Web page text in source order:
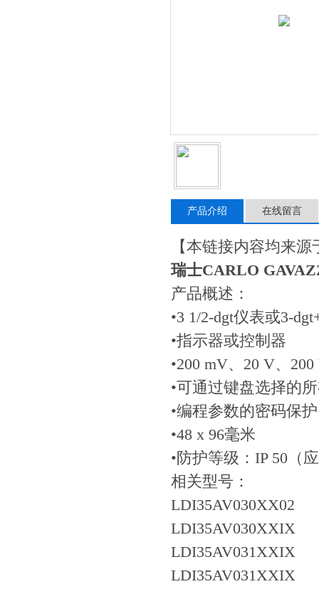
产品介绍 在线留言
【本链接内容均来
瑞士CARLO
产品概述：
•3 1/2-dgt仪表或3-
•指示器或控制器
•200 mV、20 V、
•可通过键盘选择的
•编程参数的密码保护
•48 x 96毫米
•防护等级：IP 50（
相关型号：
LDI35AV030XX02
LDI35AV030XXIX
LDI35AV031XXIX
LDI35AV031XXIX